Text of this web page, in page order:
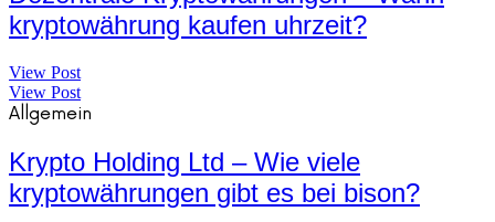
kryptowährung kaufen uhrzeit?
View Post
View Post
Allgemein
Krypto Holding Ltd – Wie viele
kryptowährungen gibt es bei bison?